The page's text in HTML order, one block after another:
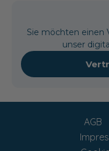
Sie möchten einen
unser
AGB